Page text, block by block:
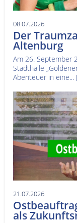
08.07.2026
Der
Altenburg
Am 26. September
Stadthalle
Abenteuer in eine...
21.07.2026
als